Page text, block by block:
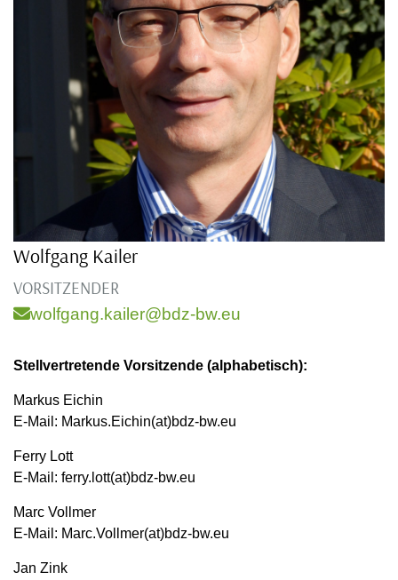
Wolfgang Kailer
VORSITZENDER
wolfgang.kailer@bdz-bw.eu
Stellvertretende Vorsitzende (alphabetisch):
Markus Eichin
E-Mail: Markus.Eichin(at)bdz-bw.eu
Ferry Lott
E-Mail: ferry.lott(at)bdz-bw.eu
Marc Vollmer
E-Mail: Marc.Vollmer(at)bdz-bw.eu
Jan Zink